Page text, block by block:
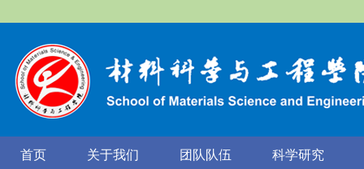
首页 关于我们 团队队伍 科学研究